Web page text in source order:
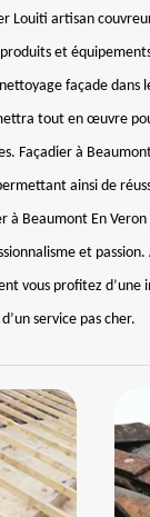
Louiti artisan
et
façade dans
tout en œuvre
Façadier à
ainsi de
à Beaumont En
et
vous profitez
service pas cher.